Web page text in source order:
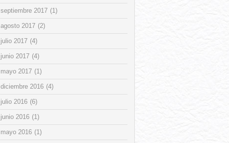
septiembre 2017 (1)
agosto 2017 (2)
julio 2017 (4)
junio 2017 (4)
mayo 2017 (1)
diciembre 2016 (4)
julio 2016 (6)
junio 2016 (1)
mayo 2016 (1)